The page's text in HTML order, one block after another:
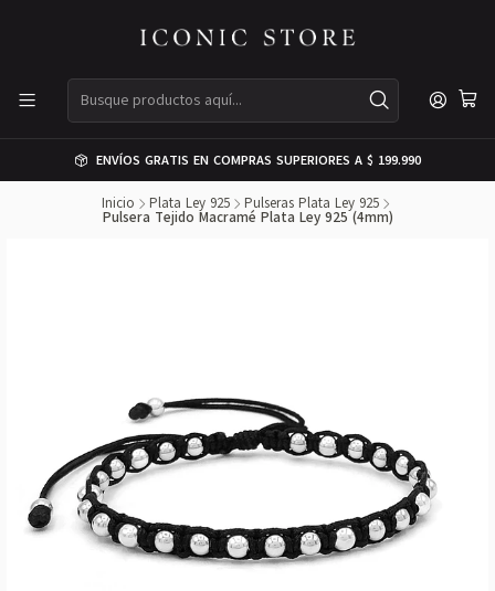
ENVÍOS GRATIS EN COMPRAS SUPERIORES A $ 199.990
Inicio Plata Ley 925 Pulseras Plata Ley 925
Pulsera Tejido Macramé Plata Ley 925 (4mm)